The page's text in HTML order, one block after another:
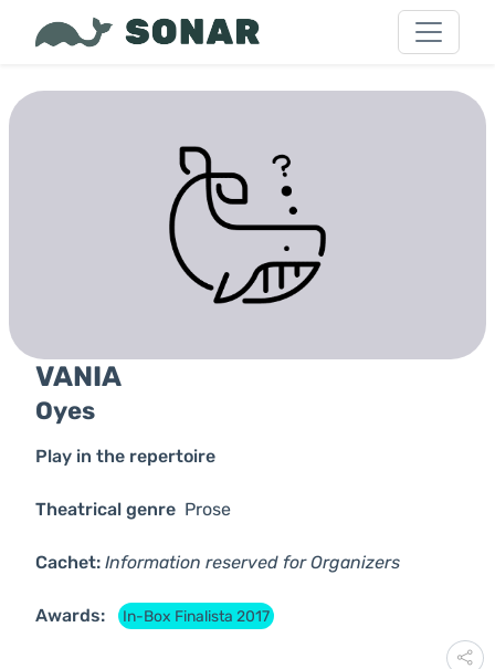
VANIA
Oyes
Play in the repertoire
Theatrical genre Prose
Cachet: Information reserved for Organizers
Awards: In-Box Finalista 2017